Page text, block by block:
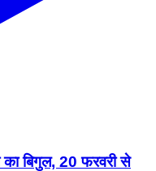
का बिगुल, 20 फरवरी से